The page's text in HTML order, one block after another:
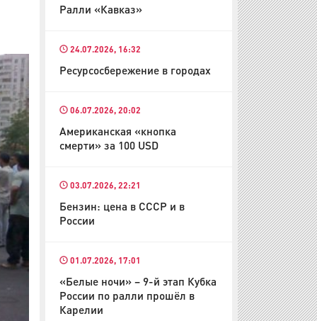
Ралли «Кавказ»
24.07.2026, 16:32
Ресурсосбережение в городах
06.07.2026, 20:02
Американская «кнопка
смерти» за 100 USD
03.07.2026, 22:21
Бензин: цена в СССР и в
России
01.07.2026, 17:01
«Белые ночи» – 9-й этап Кубка
России по ралли прошёл в
Карелии